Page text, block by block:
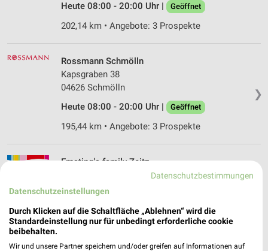
Heute 08:00 - 20:00 Uhr |
Geöffnet
202,14 km • Angebote: 3 Prospekte
❯
Rossmann Schmölln
Kapsgraben 38
04626 Schmölln
Heute 08:00 - 20:00 Uhr |
Geöffnet
195,44 km • Angebote: 3 Prospekte
Ernsting's family Zeitz
06712 Zeitz
Heute 09:00 - 19:00 Uhr | Geöffnet
186,38 km
Datenschutzbestimmungen
Datenschutzeinstellungen
Durch Klicken auf die Schaltfläche „Ablehnen“ wird die
Standardeinstellung nur für unbedingt erforderliche cookie
beibehalten.
Wir und unsere Partner speichern und/oder greifen auf Informationen auf